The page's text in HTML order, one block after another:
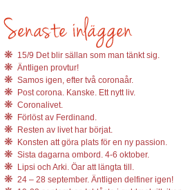
15/9 Det blir sällan som man tänkt sig.
Äntligen provtur!
Samos igen, efter två coronaår.
Post corona. Kanske. Ett nytt liv.
Coronalivet.
Förlöst av Ferdinand.
Resten av livet har börjat.
Konsten att göra plats för en ny passion.
Sista dagarna ombord. 4-6 oktober.
Lipsi och Arki. Öar att längta till.
24 – 28 september. Äntligen delfiner igen!